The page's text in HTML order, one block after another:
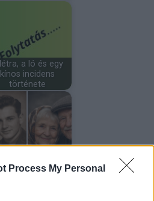
Process My Personal
a ló és egy
kínos incidens
története
voltak, amikor